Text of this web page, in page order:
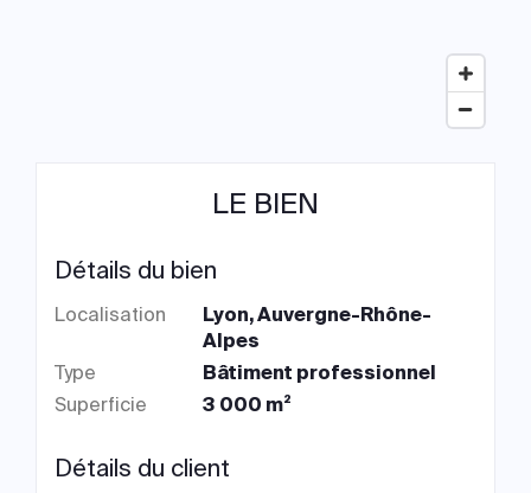
LE BIEN
Détails du bien
Localisation
Lyon, Auvergne-Rhône-
Alpes
Type
Bâtiment professionnel
Superficie
3 000 m²
Détails du client